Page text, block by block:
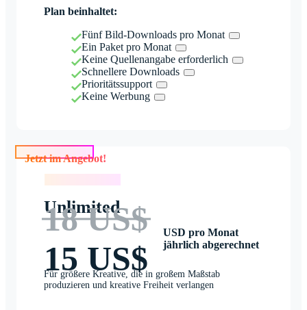
Plan beinhaltet:
Fünf Bild-Downloads pro Monat
Ein Paket pro Monat
Keine Quellenangabe erforderlich
Schnellere Downloads
Prioritätssupport
Keine Werbung
Jetzt im Angebot!
Unlimited
18 US$
15 US$
USD pro Monat
jährlich abgerechnet
Für größere Kreative, die in großem Maßstab
produzieren und kreative Freiheit verlangen